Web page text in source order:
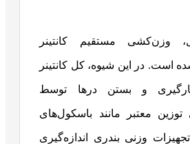
وزن‌کشی مستقیم کانتینر
است. در این شیوه، کل کانتینر
و بستن درها توسط
توزین معتبر مانند باسکول‌های
وزنی بندری اندازه‌گیری